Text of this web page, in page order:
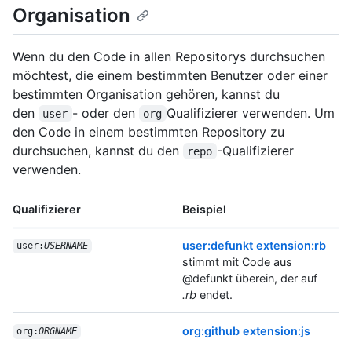
Organisation
Wenn du den Code in allen Repositorys durchsuchen
möchtest, die einem bestimmten Benutzer oder einer
bestimmten Organisation gehören, kannst du
den
user - oder den org Qualifizierer verwenden. Um
den Code in einem bestimmten Repository zu
durchsuchen, kannst du den
repo -Qualifizierer
verwenden.
Qualifizierer Beispiel
user:USERNAME
user:defunkt extension:rb
stimmt mit Code aus
@defunkt überein, der auf
.rb endet.
org:ORGNAME
org:github extension:js